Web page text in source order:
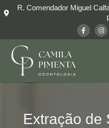
R. Comendador Miguel
Extração de